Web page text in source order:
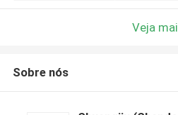
Veja
Sobre nós